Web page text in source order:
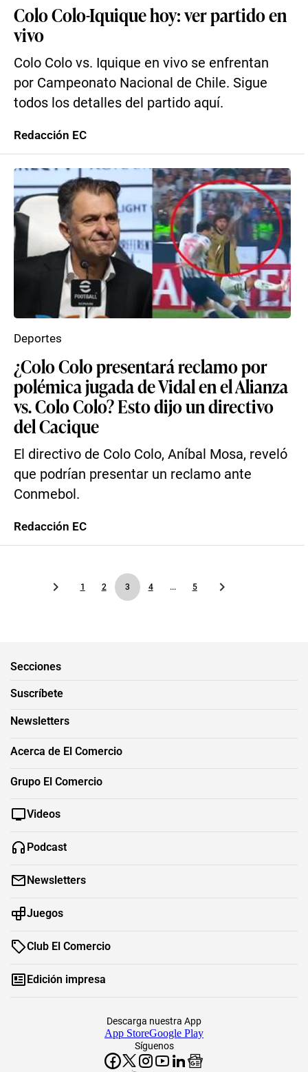
Colo Colo-Iquique hoy: ver partido en
vivo
Colo Colo vs. Iquique en vivo se enfrentan
por Campeonato Nacional de Chile. Sigue
todos los detalles del partido aquí.
Redacción EC
¿Colo Colo presentará reclamo por
polémica jugada de Vidal en el Alianza
vs. Colo Colo? Esto dijo un directivo
del Cacique
El directivo de Colo Colo, Aníbal Mosa, reveló
que podrían presentar un reclamo ante
Conmebol.
Deportes
Redacción EC
1 2 3 4 ... 5
Secciones
Suscríbete
Newsletters
Acerca de El Comercio
Grupo El Comercio
Videos
Podcast
Newsletters
Juegos
Club El Comercio
Edición impresa
Síguenos
Descarga nuestra App
App StoreGoogle Play